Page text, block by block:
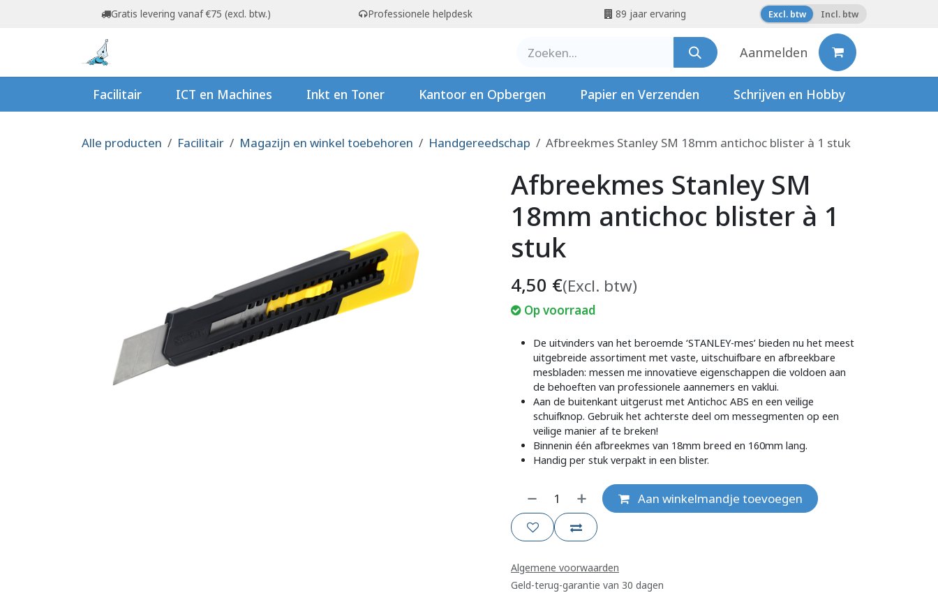
Overslaan naar inhoudGratis levering vanaf €75 (excl. btw.) Professionele helpdesk 89 jaar ervaring Excl. btw Incl. btw
Aanmelden
Facilitair ICT en Machines Inkt en Toner Kantoor en Opbergen Papier en Verzenden Schrijven en Hobby
Alle producten Facilitair Magazijn en winkel toebehoren Handgereedschap Afbreekmes Stanley SM 18mm antichoc blister à 1 stuk
Afbreekmes Stanley SM
18mm antichoc blister à 1
stuk
4,50 €(Excl. btw)
Op voorraad
De uitvinders van het beroemde ‘STANLEY-mes’ bieden nu het meest
uitgebreide assortiment met vaste, uitschuifbare en afbreekbare
mesbladen: messen me innovatieve eigenschappen die voldoen aan
de behoeften van professionele aannemers en vaklui.
Aan de buitenkant uitgerust met Antichoc ABS en een veilige
schuifknop. Gebruik het achterste deel om messegmenten op een
veilige manier af te breken!
Binnenin één afbreekmes van 18mm breed en 160mm lang.
Handig per stuk verpakt in een blister.
Aan winkelmandje toevoegen
Algemene voorwaarden
Geld-terug-garantie van 30 dagen